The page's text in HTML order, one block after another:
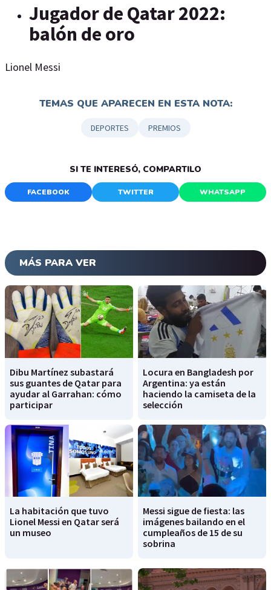
Jugador de Qatar 2022:
balón de oro
Lionel Messi
TEMAS QUE APARECEN EN ESTA NOTA:
DEPORTES PREMIOS
SI TE INTERESÓ, COMPARTILO
FACEBOOK TWITTER WHATSAPP
MÁS PARA VER
Dibu Martínez subastará
sus guantes de Qatar para
ayudar al Garrahan: cómo
participar
Locura en Bangladesh por
Argentina: ya están
haciendo la camiseta de la
selección
La habitación que tuvo
Lionel Messi en Qatar será
un museo
Messi sigue de fiesta: las
imágenes bailando en el
cumpleaños de 15 de su
sobrina